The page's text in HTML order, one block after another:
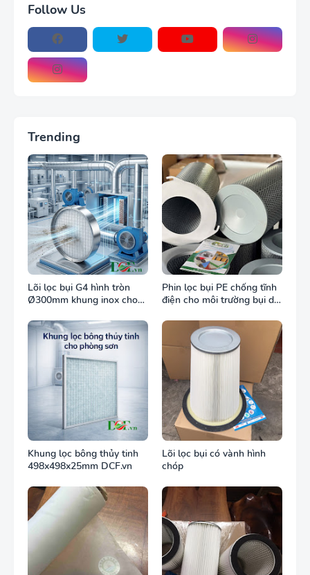
Follow Us
Trending
Lõi lọc bụi G4 hình tròn
Ø300mm khung inox cho
Phin lọc bụi PE chống tĩnh
điện cho môi trường bụi dễ
Khung lọc bông thủy tinh
498x498x25mm DCF.vn
Lõi lọc bụi có vành hình
chóp